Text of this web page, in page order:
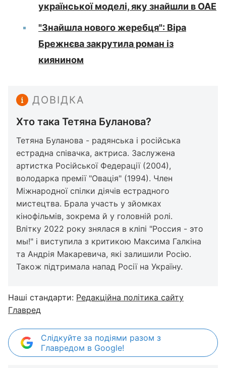
української моделі, яку знайшли в ОАЕ
"Знайшла нового жеребця": Віра
Брежнєва закрутила роман із
киянином
ДОВІДКА
Хто така Тетяна Буланова?
Тетяна Буланова - радянська і російська
естрадна співачка, актриса. Заслужена
артистка Російської Федерації (2004),
володарка премії "Овація" (1994). Член
Міжнародної спілки діячів естрадного
мистецтва. Брала участь у зйомках
кінофільмів, зокрема й у головній ролі.
Влітку 2022 року знялася в кліпі "Россия - это
мы!" і виступила з критикою Максима Галкіна
та Андрія Макаревича, які залишили Росію.
Також підтримала напад Росії на Україну.
Наші стандарти: Редакційна політика сайту
Главред
Слідкуйте за подіями разом з
Главредом в Google!